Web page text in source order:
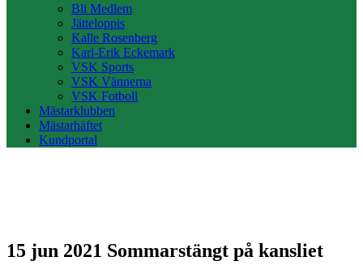
Bli Medlem
Jätteloppis
Kalle Rosenberg
Karl-Erik Eckemark
VSK Sports
VSK Vännerna
VSK Fotboll
Mästarklubben
Mästarhäftet
Kundportal
15 jun 2021 Sommarstängt på kansliet